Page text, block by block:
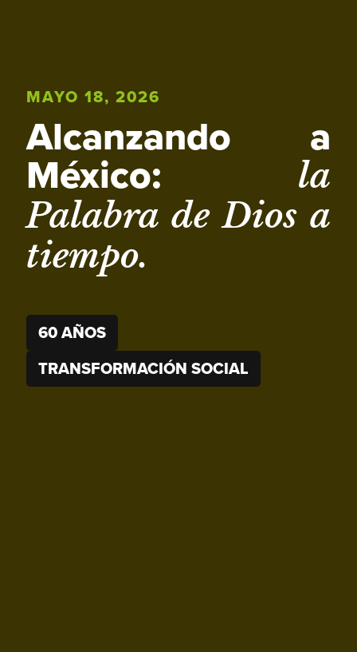
MAYO 18, 2026
Alcanzando a
México:
la
Palabra de Dios a
tiempo.
60 AÑOS
TRANSFORMACIÓN SOCIAL